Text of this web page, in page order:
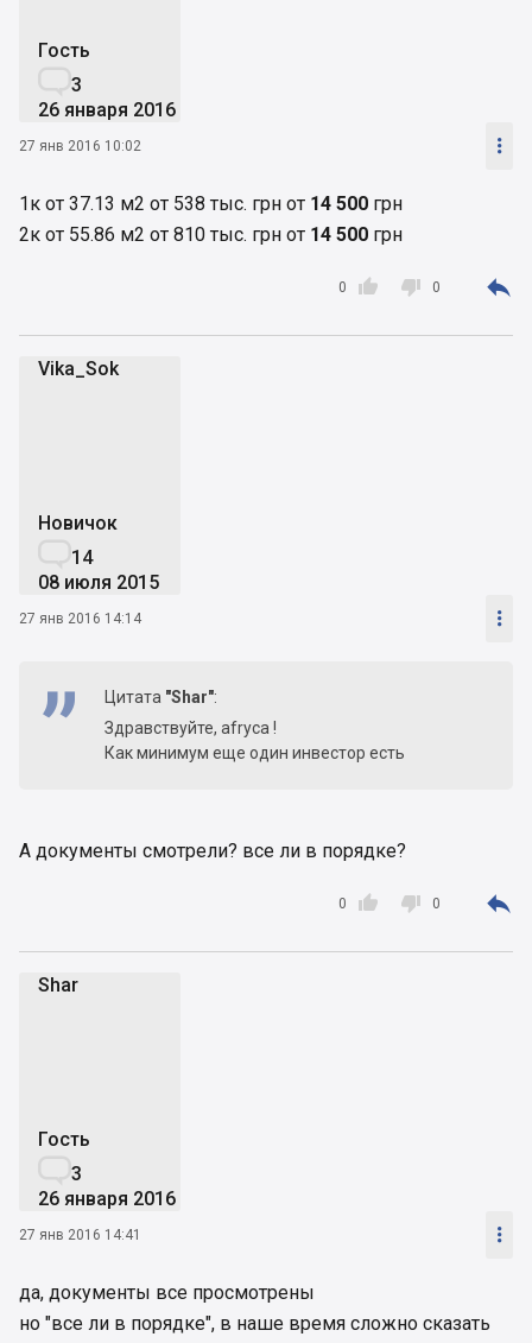
Гость
3
26 января 2016
27 янв 2016 10:02 
1к от 37.13 м2 от 538 тыс. грн от 14 500 грн
2к от 55.86 м2 от 810 тыс. грн от 14 500 грн

0  0 
Vika_Sok
Новичок
14
08 июля 2015
27 янв 2016 14:14 
Цитата "Shar":
Здравствуйте, afryca !
Как минимум еще один инвестор есть
А документы смотрели? все ли в порядке?

0  0 
Shar
Гость
3
26 января 2016
27 янв 2016 14:41 
да, документы все просмотрены
но "все ли в порядке", в наше время сложно сказать